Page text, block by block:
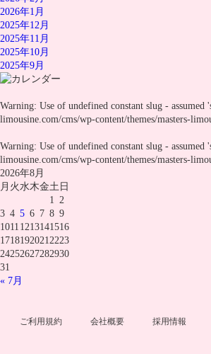
2026年1月
2025年12月
2025年11月
2025年10月
2025年9月
Warning: Use of undefined constant slug -
limousine.com/cms/wp-content/themes/masters-
Warning: Use of undefined constant slug -
limousine.com/cms/wp-content/themes/masters-
2026年8月
月 火水木金土 日
« 7月
1 2
3 4 5 6 7 8 9
1011 1213141516
17181920212223
24252627282930
31
ご利用規約 会社概要 採用情報